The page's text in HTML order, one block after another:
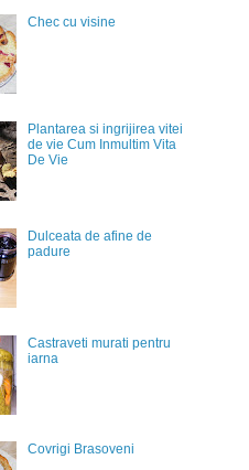
Chec cu visine
Plantarea si ingrijirea vitei
de vie Cum Inmultim Vita
De Vie
Dulceata de afine de
padure
Castraveti murati pentru
iarna
Covrigi Brasoveni